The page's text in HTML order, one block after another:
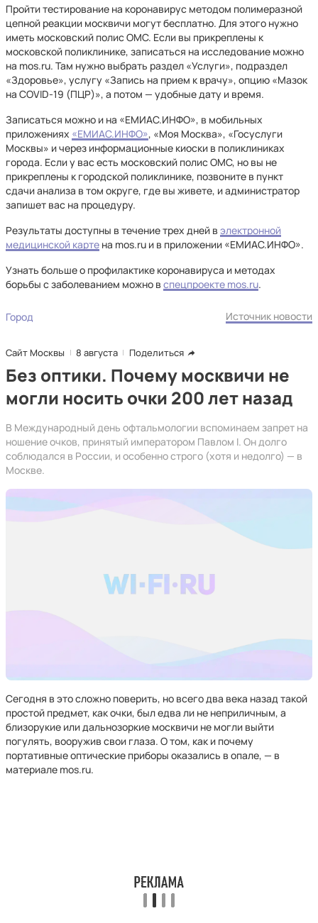
Пройти тестирование на коронавирус методом полимеразной
цепной реакции москвичи могут бесплатно. Для этого нужно
иметь московский полис ОМС. Если вы прикреплены к
московской поликлинике, записаться на исследование можно
на mos.ru. Там нужно выбрать раздел «Услуги», подраздел
«Здоровье», услугу «Запись на прием к врачу», опцию «Мазок
на COVID-19 (ПЦР)», а потом — удобные дату и время.
Записаться можно и на «ЕМИАС.ИНФО», в мобильных
приложениях «ЕМИАС.ИНФО», «Моя Москва», «Госуслуги
Москвы» и через информационные киоски в поликлиниках
города. Если у вас есть московский полис ОМС, но вы не
прикреплены к городской поликлинике, позвоните в пункт
сдачи анализа в том округе, где вы живете, и администратор
запишет вас на процедуру.
Результаты доступны в течение трех дней в электронной
медицинской карте на mos.ru и в приложении «ЕМИАС.ИНФО».
Узнать больше о профилактике коронавируса и методах
борьбы с заболеванием можно в спецпроекте mos.ru.
Город Источник новости
Сайт Москвы 8 августа Поделиться
Без оптики. Почему москвичи не
могли носить очки 200 лет назад
В Международный день офтальмологии вспоминаем запрет на
ношение очков, принятый императором Павлом I. Он долго
соблюдался в России, и особенно строго (хотя и недолго) — в
Москве.
Сегодня в это сложно поверить, но всего два века назад такой
простой предмет, как очки, был едва ли не неприличным, а
близорукие или дальнозоркие москвичи не могли выйти
погулять, вооружив свои глаза. О том, как и почему
портативные оптические приборы оказались в опале, — в
материале mos.ru.